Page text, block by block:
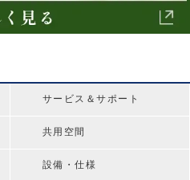
サービス＆サポート
共用空間
設備・仕様